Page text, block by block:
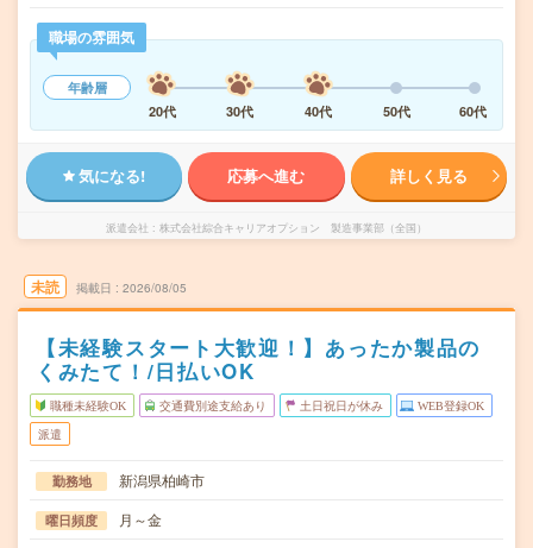
職場の雰囲気
年齢層
20代
30代 40代 50代 60代
気になる! 応募へ進む 詳しく見る
派遣会社 株式会社綜合キャリアオプション 製造事業部（全国）
未読 掲載日 2026/08/05
【未経験スタート大歓迎！】あったか製品の
くみたて！/日払いOK
職種未経験OK 交通費別途支給あり 土日祝日が休み WEB登録OK
派遣
勤務地 新潟県柏崎市
曜日頻度 月～金